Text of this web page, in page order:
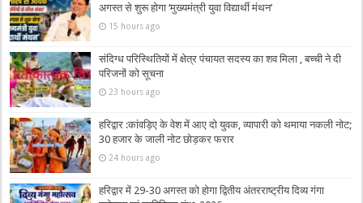
अगस्त से शुरू होगा ‘मुख्यमंत्री युवा विद्यार्थी मंथन’
15 hours ago
संदिग्ध परिस्थितियों में क्षेत्र पंचायत सदस्य का शव मिला , बच्ची ने दी
परिजनों को सूचना
23 hours ago
हरिद्वार :कांवड़िए के वेश में आए दो युवक, व्यापारी को थमाया नकली नोट;
30 हजार के जाली नोट छोड़कर फरार
24 hours ago
हरिद्वार में 29-30 अगस्त को होगा द्वितीय अंतरराष्ट्रीय दिव्य गंगा